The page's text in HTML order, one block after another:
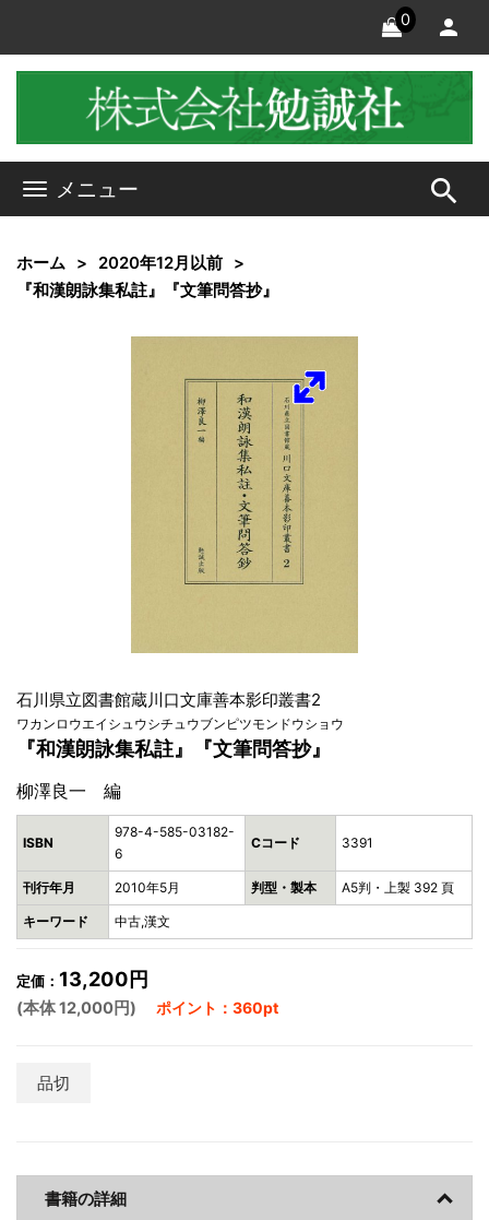
0
メニュー search
ホーム
2020年12月以前
『和漢朗詠集私註』『文筆問答抄』
石川県立図書館蔵川口文庫善本影印叢書2
ワカンロウエイシュウシチュウブンピツモンドウショウ
『和漢朗詠集私註』『文筆問答抄』
柳澤良一 編
ISBN
978-4-585-03182-
6
Cコード 3391
刊行年月 2010年5月 判型・製本 A5判・上製 392 頁
キーワード 中古,漢文
定価： 13,200円
(本体 12,000円) ポイント：360pt
品切
書籍の詳細